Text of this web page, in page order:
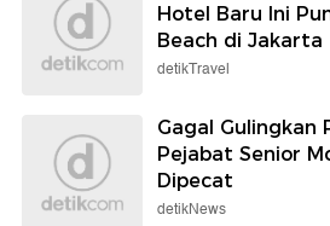
Hotel Baru Ini
Beach di Jakarta
detikTravel
Gagal Gulingkan
Pejabat Senior
Dipecat
detikNews